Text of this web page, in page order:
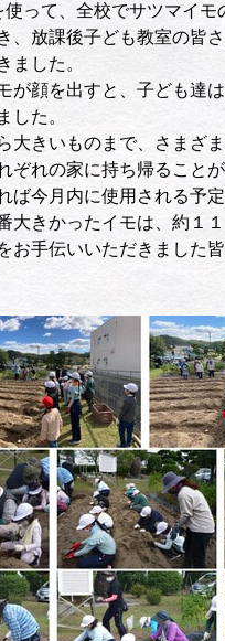
って、全校でサツマイモ
、放課後子ども教室の皆
ました。
が顔を出すと、子ども達
した。
大きいものまで、さまざ
ぞれの家に持ち帰ることが
ば今月内に使用される予定
大きかったイモは、約１
お手伝いいただきました